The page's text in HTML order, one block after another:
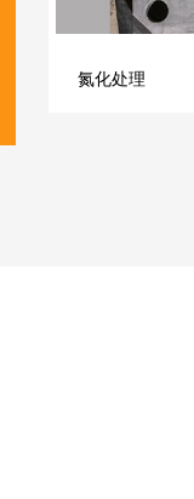
氮化处理